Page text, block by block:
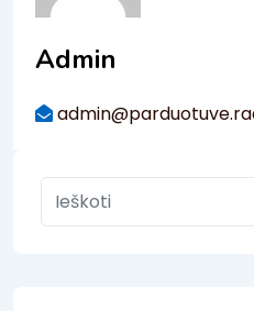
Admin